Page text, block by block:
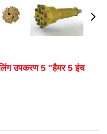
उपकरण 5 "हैमर 5 इंच